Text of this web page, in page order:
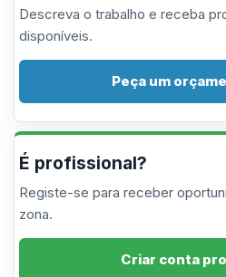
Descreva o trabalho e receba
disponíveis.
Peça um
É profissional?
Registe-se para receber
zona.
Criar conta